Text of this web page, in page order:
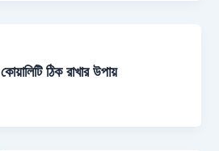
ঠিক রাখার উপায়